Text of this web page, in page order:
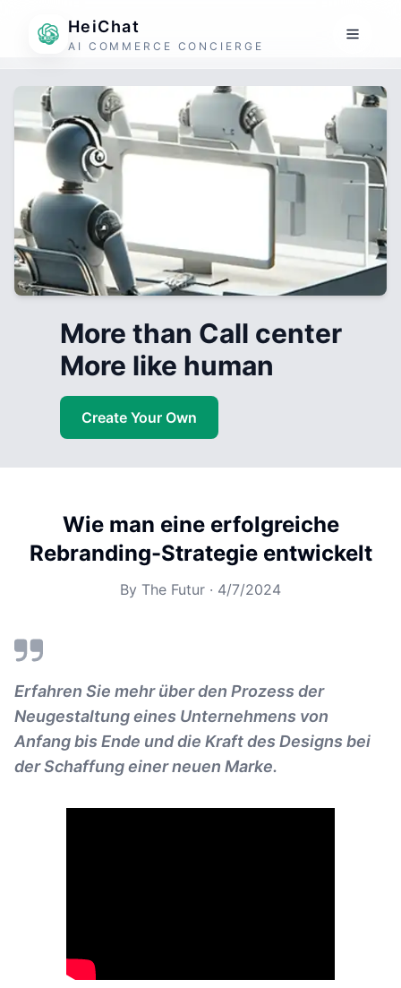
HeiChat
AI COMMERCE CONCIERGE
More than Call center
More like human
Create Your Own
Wie man eine erfolgreiche
Rebranding-Strategie entwickelt
By The Futur · 4/7/2024
Erfahren Sie mehr über den Prozess der
Neugestaltung eines Unternehmens von
Anfang bis Ende und die Kraft des Designs bei
der Schaffung einer neuen Marke.